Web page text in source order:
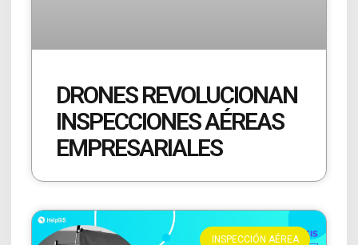
DRONES REVOLUCIONAN
INSPECCIONES AÉREAS
EMPRESARIALES
INSPECCIÓN AÉREA